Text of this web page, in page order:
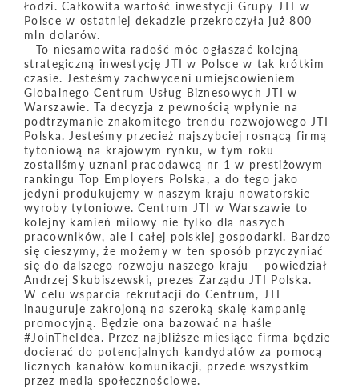
Łodzi. Całkowita wartość inwestycji Grupy JTI w
Polsce w ostatniej dekadzie przekroczyła już 800
mln dolarów.
– To niesamowita radość móc ogłaszać kolejną
strategiczną inwestycję JTI w Polsce w tak krótkim
czasie. Jesteśmy zachwyceni umiejscowieniem
Globalnego Centrum Usług Biznesowych JTI w
Warszawie. Ta decyzja z pewnością wpłynie na
podtrzymanie znakomitego trendu rozwojowego JTI
Polska. Jesteśmy przecież najszybciej rosnącą firmą
tytoniową na krajowym rynku, w tym roku
zostaliśmy uznani pracodawcą nr 1 w prestiżowym
rankingu Top Employers Polska, a do tego jako
jedyni produkujemy w naszym kraju nowatorskie
wyroby tytoniowe. Centrum JTI w Warszawie to
kolejny kamień milowy nie tylko dla naszych
pracowników, ale i całej polskiej gospodarki. Bardzo
się cieszymy, że możemy w ten sposób przyczyniać
się do dalszego rozwoju naszego kraju – powiedział
Andrzej Skubiszewski, prezes Zarządu JTI Polska.
W celu wsparcia rekrutacji do Centrum, JTI
inauguruje zakrojoną na szeroką skalę kampanię
promocyjną. Będzie ona bazować na haśle
#JoinTheIdea. Przez najbliższe miesiące firma będzie
docierać do potencjalnych kandydatów za pomocą
licznych kanałów komunikacji, przede wszystkim
przez media społecznościowe.